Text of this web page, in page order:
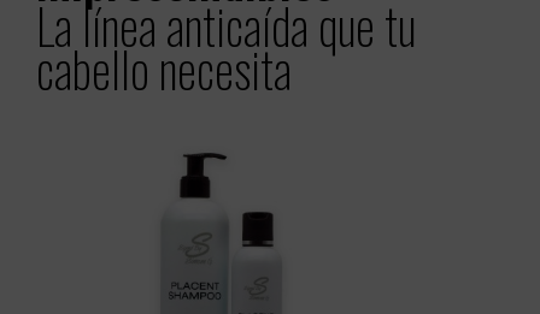
La línea anticaída que tu
cabello necesita